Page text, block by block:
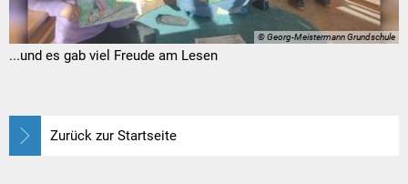
© Georg-Meistermann Grundschule
...und es gab viel Freude am Lesen
Zurück zur Startseite